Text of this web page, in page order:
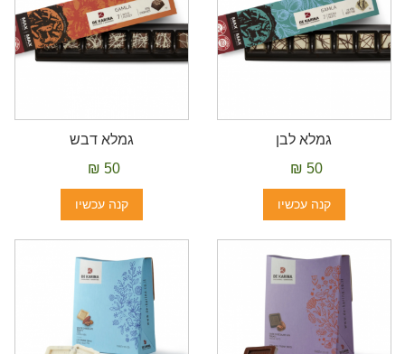
גמלא לבן
50 ₪
קנה עכשיו
גמלא דבש
50 ₪
קנה עכשיו